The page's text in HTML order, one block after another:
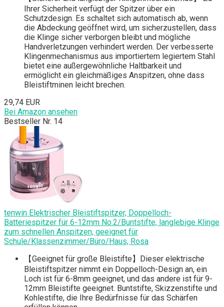
Ihrer Sicherheit verfügt der Spitzer über ein
Schutzdesign. Es schaltet sich automatisch ab, wenn
die Abdeckung geöffnet wird, um sicherzustellen, dass
die Klinge sicher verborgen bleibt und mögliche
Handverletzungen verhindert werden. Der verbesserte
Klingenmechanismus aus importiertem legiertem Stahl
bietet eine außergewöhnliche Haltbarkeit und
ermöglicht ein gleichmäßiges Anspitzen, ohne dass
Bleistiftminen leicht brechen.
29,74 EUR
Bei Amazon ansehen
Bestseller Nr. 14
tenwin Elektrischer Bleistiftspitzer, Doppelloch-
Batteriespitzer für 6-12mm No.2/Buntstifte, langlebige Klinge
zum schnellen Anspitzen, geeignet für
Schule/Klassenzimmer/Büro/Haus, Rosa
【Geeignet für große Bleistifte】Dieser elektrische
Bleistiftspitzer nimmt ein Doppelloch-Design an, ein
Loch ist für 6-8mm geeignet, und das andere ist für 9-
12mm Bleistifte geeignet. Buntstifte, Skizzenstifte und
Kohlestifte, die Ihre Bedürfnisse für das Schärfen